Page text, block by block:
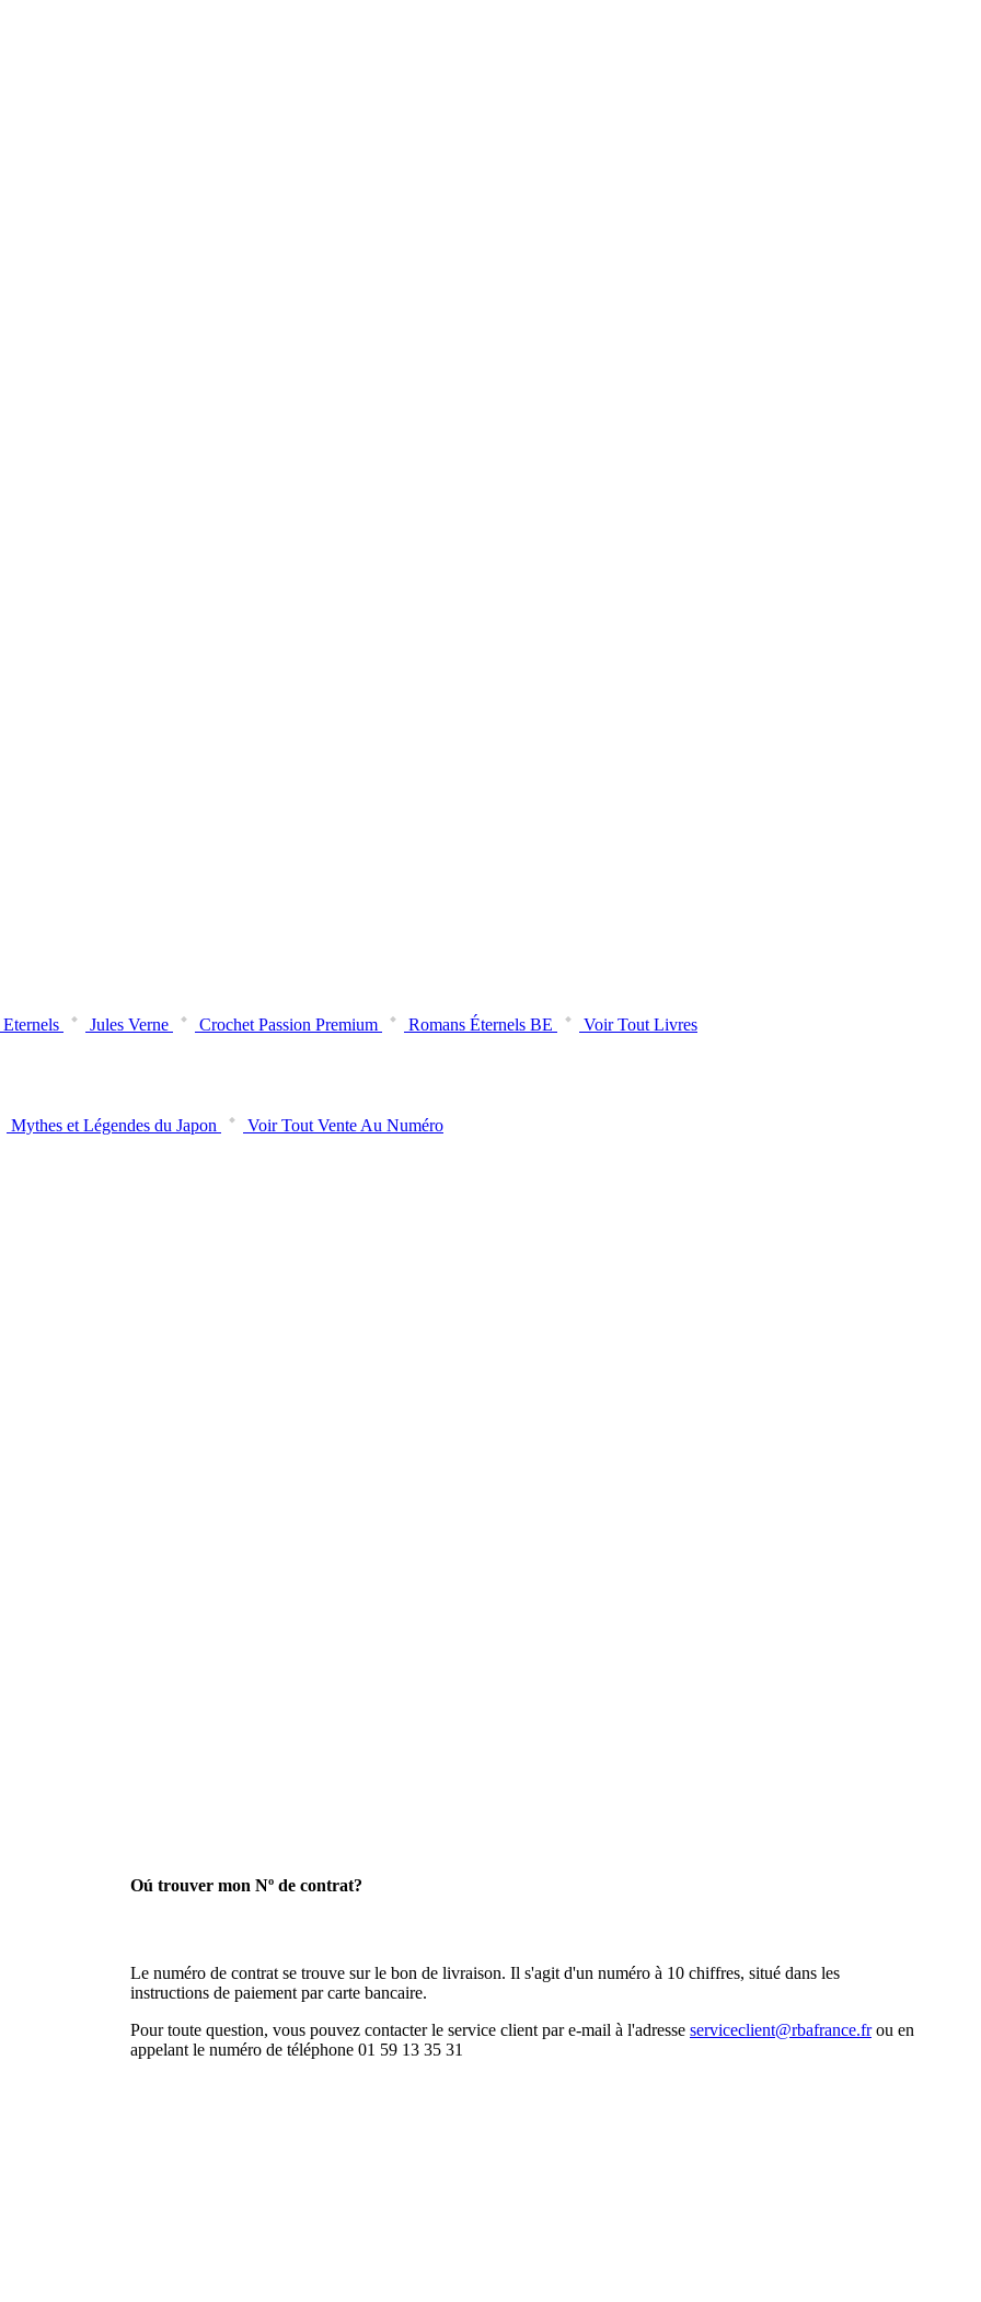
Jules Verne Crochet Passion Premium Romans Éternels BE
Voir Tout Livres
Mythes et Légendes du Japon
Voir Tout Vente Au Numéro
Oú trouver mon Nº de contrat?
Le numéro de contrat se trouve sur le bon de livraison. Il s'agit d'un numéro à 10 chiffres, situé dans les
instructions de paiement par carte bancaire.
Pour toute question, vous pouvez contacter le service client par e-mail à l'adresse serviceclient@rbafrance.frou en
appelant le numéro de téléphone 01 59 13 35 31